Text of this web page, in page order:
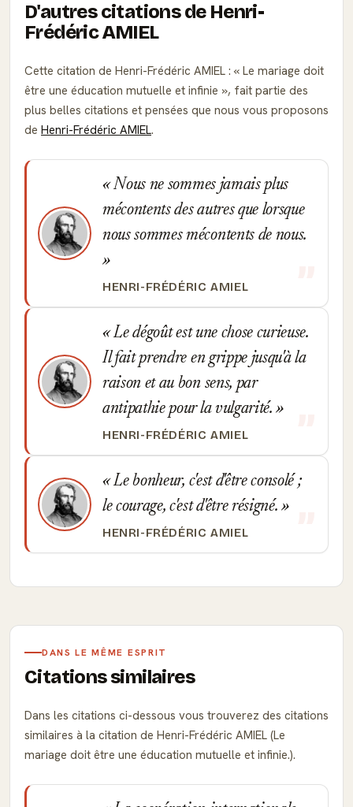
D'autres citations de Henri-
Frédéric AMIEL
Cette citation de Henri-Frédéric AMIEL :
Le mariage doit
être une éducation mutuelle et infinie
, fait partie des
plus belles citations et pensées que nous vous proposons
de Henri-Frédéric AMIEL.
Nous ne sommes jamais plus
mécontents des autres que lorsque
nous sommes mécontents de nous.
HENRI-FRÉDÉRIC AMIEL
Le dégoût est une chose curieuse.
Il fait prendre en grippe jusqu'à la
raison et au bon sens, par
antipathie pour la vulgarité.
HENRI-FRÉDÉRIC AMIEL
Le bonheur, c'est d'être consolé ;
le courage, c'est d'être résigné.
HENRI-FRÉDÉRIC AMIEL
DANS LE MÊME ESPRIT
Citations similaires
Dans les citations ci-dessous vous trouverez des citations
similaires à la citation de Henri-Frédéric AMIEL (Le
mariage doit être une éducation mutuelle et infinie.).